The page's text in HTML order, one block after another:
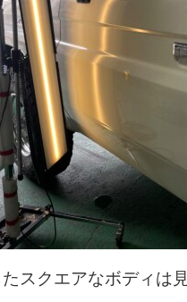
スクエアなボディは